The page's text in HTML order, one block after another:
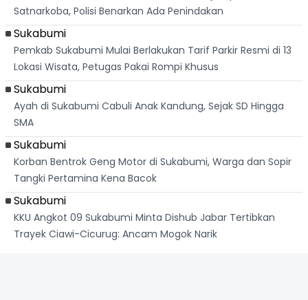
Satnarkoba, Polisi Benarkan Ada Penindakan
Sukabumi
Pemkab Sukabumi Mulai Berlakukan Tarif Parkir Resmi di 13
Lokasi Wisata, Petugas Pakai Rompi Khusus
Sukabumi
Ayah di Sukabumi Cabuli Anak Kandung, Sejak SD Hingga
SMA
Sukabumi
Korban Bentrok Geng Motor di Sukabumi, Warga dan Sopir
Tangki Pertamina Kena Bacok
Sukabumi
KKU Angkot 09 Sukabumi Minta Dishub Jabar Tertibkan
Trayek Ciawi-Cicurug: Ancam Mogok Narik